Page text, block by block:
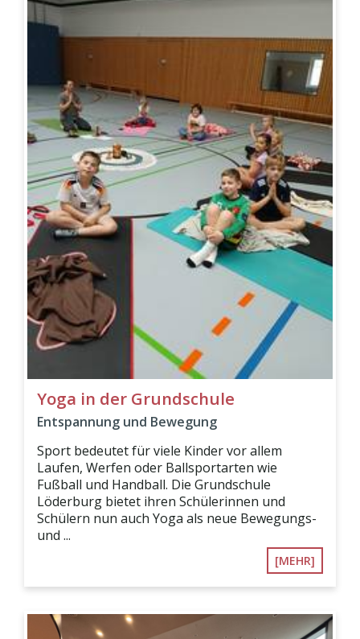
Yoga in der Grundschule
Entspannung und Bewegung
Sport bedeutet für viele Kinder vor allem
Laufen, Werfen oder Ballsportarten wie
Fußball und Handball. Die Grundschule
Löderburg bietet ihren Schülerinnen und
Schülern nun auch Yoga als neue Bewegungs-
und ...
[MEHR]